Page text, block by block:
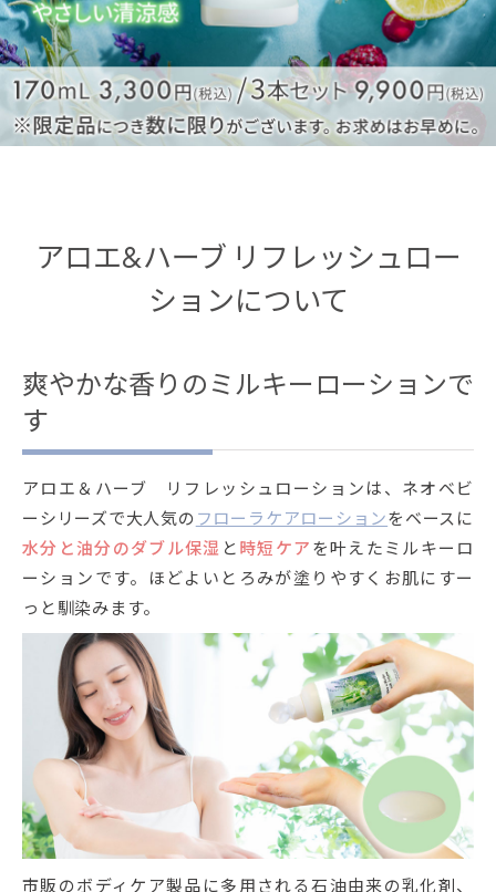
アロエ&ハーブ リフレッシュロー
ションについて
爽やかな香りのミルキーローションで
す
アロエ＆ハーブ リフレッシュローションは、ネオベビ
ーシリーズで大人気の フローラケアローションをベースに
水分と油分のダブル保湿 と 時短ケア を叶えたミルキーロ
ーションです。ほどよいとろみが塗りやすくお肌にすー
っと馴染みます。
市販のボディケア製品に多用される石油由来の乳化剤、